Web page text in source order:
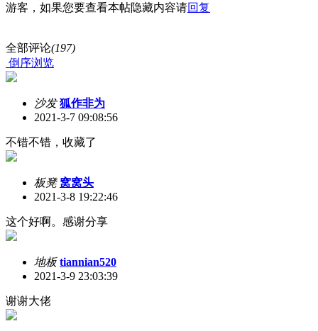
游客，如果您要查看本帖隐藏内容请回复
全部评论(197)
倒序浏览
沙发 狐作非为
2021-3-7 09:08:56
不错不错，收藏了
板凳 窝窝头
2021-3-8 19:22:46
这个好啊。感谢分享
地板 tiannian520
2021-3-9 23:03:39
谢谢大佬